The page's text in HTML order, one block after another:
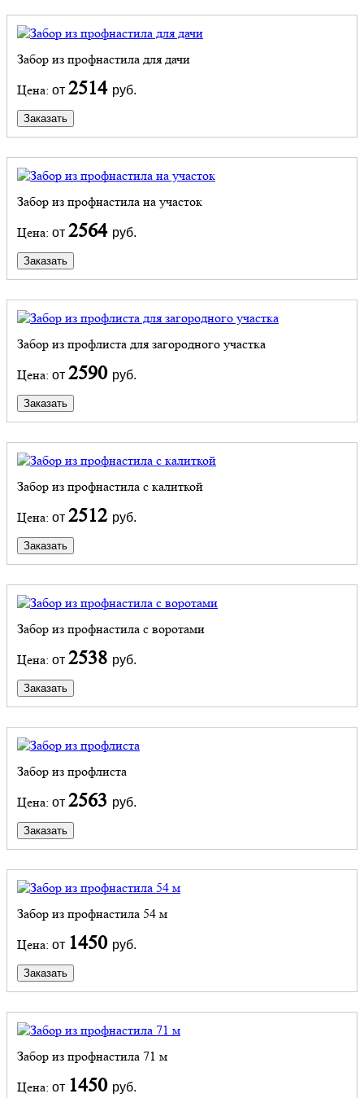
Забор из профнастила для дачи
Цена: от 2514 руб.
Заказать
Забор из профнастила на участок
Цена: от 2564 руб.
Заказать
Забор из профлиста для загородного участка
Цена: от 2590 руб.
Заказать
Забор из профнастила с калиткой
Цена: от 2512 руб.
Заказать
Забор из профнастила с воротами
Цена: от 2538 руб.
Заказать
Забор из профлиста
Цена: от 2563 руб.
Заказать
Забор из профнастила 54 м
Цена: от 1450 руб.
Заказать
Забор из профнастила 71 м
Цена: от 1450 руб.